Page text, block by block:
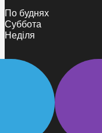
По буднях
Суббота
Неділя